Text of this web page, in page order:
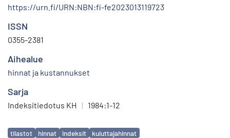
https://urn.fi/URN:NBN:fi-fe2023013119723
ISSN
0355-2381
Aihealue
hinnat ja kustannukset
Sarja
Indeksitiedotus KH | 1984:1-12
Avainsanat
tilastot hinnat indeksit kuluttajahinnat